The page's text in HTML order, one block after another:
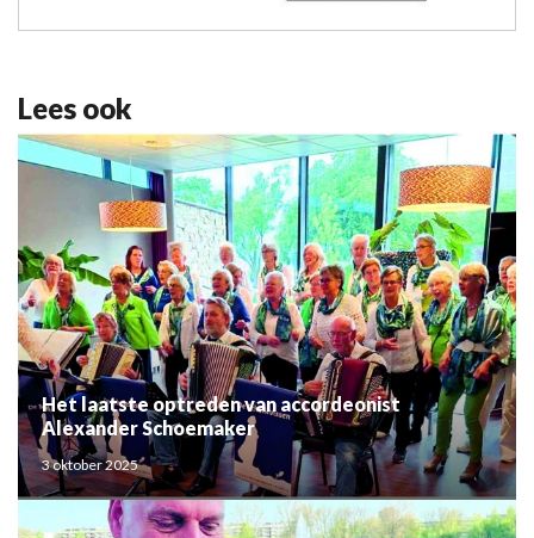
Lees ook
Het laatste optreden van accordeonist
Alexander Schoemaker
3 oktober 2025